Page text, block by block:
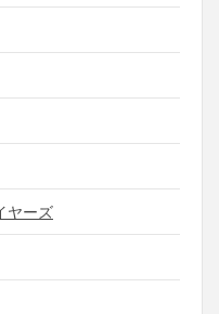
ヤーズ